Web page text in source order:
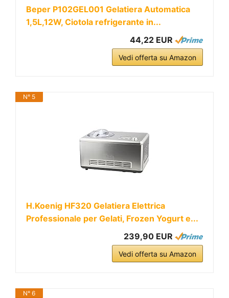
Beper P102GEL001 Gelatiera Automatica
1,5L,12W, Ciotola refrigerante in...
44,22 EUR
Vedi offerta su Amazon
N° 5
H.Koenig HF320 Gelatiera Elettrica
Professionale per Gelati, Frozen Yogurt e...
239,90 EUR
Vedi offerta su Amazon
N° 6